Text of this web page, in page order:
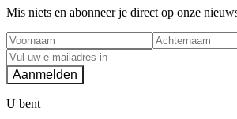
Mis niets en abonneer je direct op onze
Aanmelden
U bent